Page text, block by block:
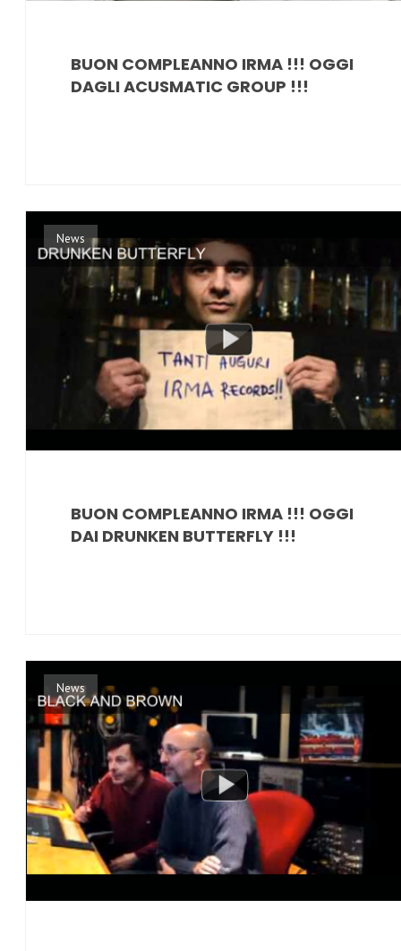
BUON COMPLEANNO IRMA !!! OGGI
DAGLI ACUSMATIC GROUP !!!
News
BUON COMPLEANNO IRMA !!! OGGI
DAI DRUNKEN BUTTERFLY !!!
News